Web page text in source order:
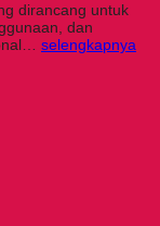
dirancang untuk
dan
selengkapnya